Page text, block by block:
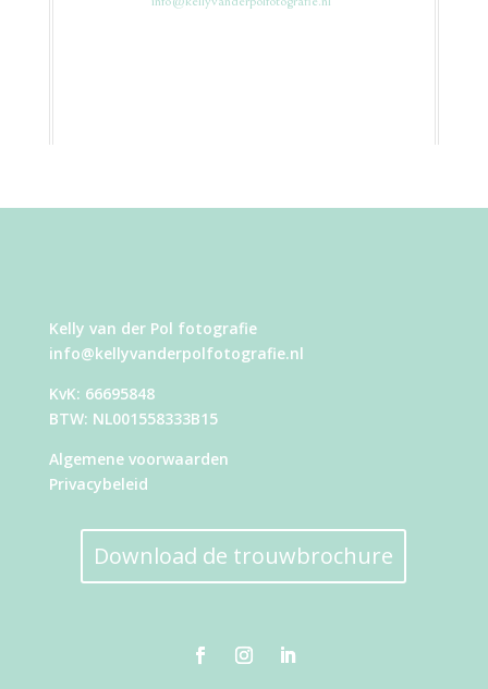
Kelly van der Pol fotografie
info@kellyvanderpolfotografie.nl
KvK: 66695848
BTW: NL001558333B15
Algemene voorwaarden
Privacybeleid
Download de trouwbrochure